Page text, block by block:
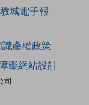
教城電子報
司
產權政策
礙網站設計